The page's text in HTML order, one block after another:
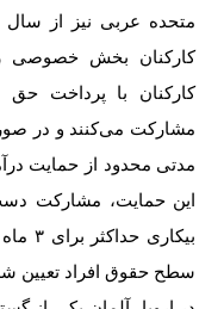
کارکنان بخش خصوصی
کارکنان با پرداخت
مشارکت می‌کنند و در
مدتی محدود از حمایت
این حمایت، مشارکت
سطح حقوق افراد تعیین